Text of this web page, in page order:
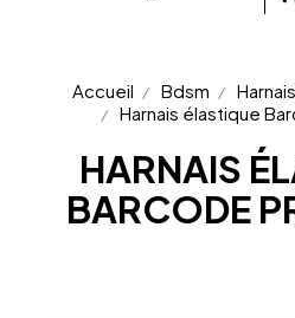
Accueil Bdsm
Harnais élastique
HARNAIS
BARCODE